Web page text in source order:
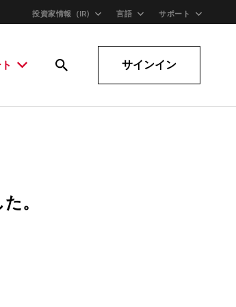
投資家情報（IR) 言語 サポート
サインイン
。